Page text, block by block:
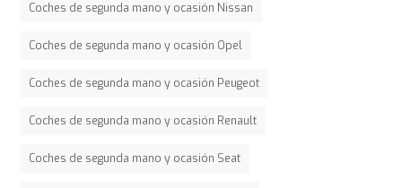
Coches de segunda mano y ocasión Nissan
Coches de segunda mano y ocasión Opel
Coches de segunda mano y ocasión Peugeot
Coches de segunda mano y ocasión Renault
Coches de segunda mano y ocasión Seat